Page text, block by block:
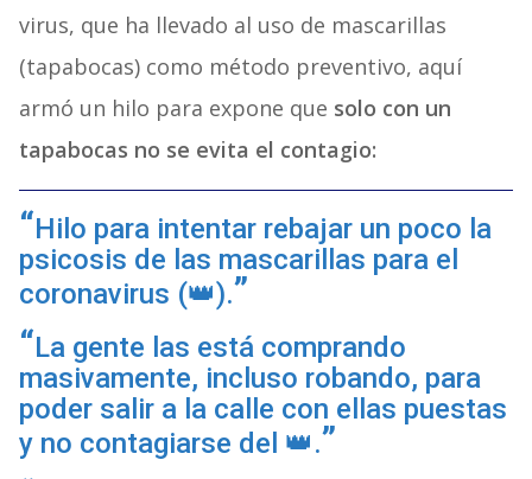
virus, que ha llevado al uso de mascarillas
(tapabocas) como método preventivo, aquí
armó un hilo para expone que solo con un
tapabocas no se evita el contagio:
Hilo para intentar rebajar un poco la
psicosis de las mascarillas para el
coronavirus (👑).
La gente las está comprando
masivamente, incluso robando, para
poder salir a la calle con ellas puestas
y no contagiarse del 👑.